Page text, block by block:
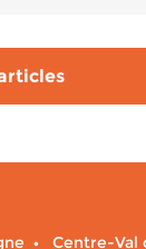
Centre-Val